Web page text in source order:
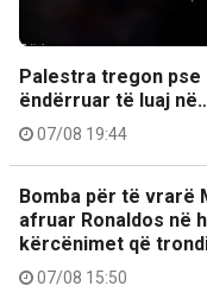
Palestra tregon pse
ëndërruar të luaj
07/08 19:44
Bomba për të vrarë
afruar Ronaldos në
kërcënimet që
07/08 15:50